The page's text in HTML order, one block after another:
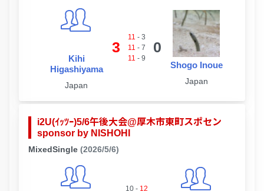
Kihi
Higashiyama
Japan
3
11 - 3
11 - 7
11 - 9
0
Shogo Inoue
Japan
i2U(ｲｯﾂｰ)5/6午後大会@厚木市東町スポセン
sponsor by NISHOHI
MixedSingle (2026/5/6)
10- 12